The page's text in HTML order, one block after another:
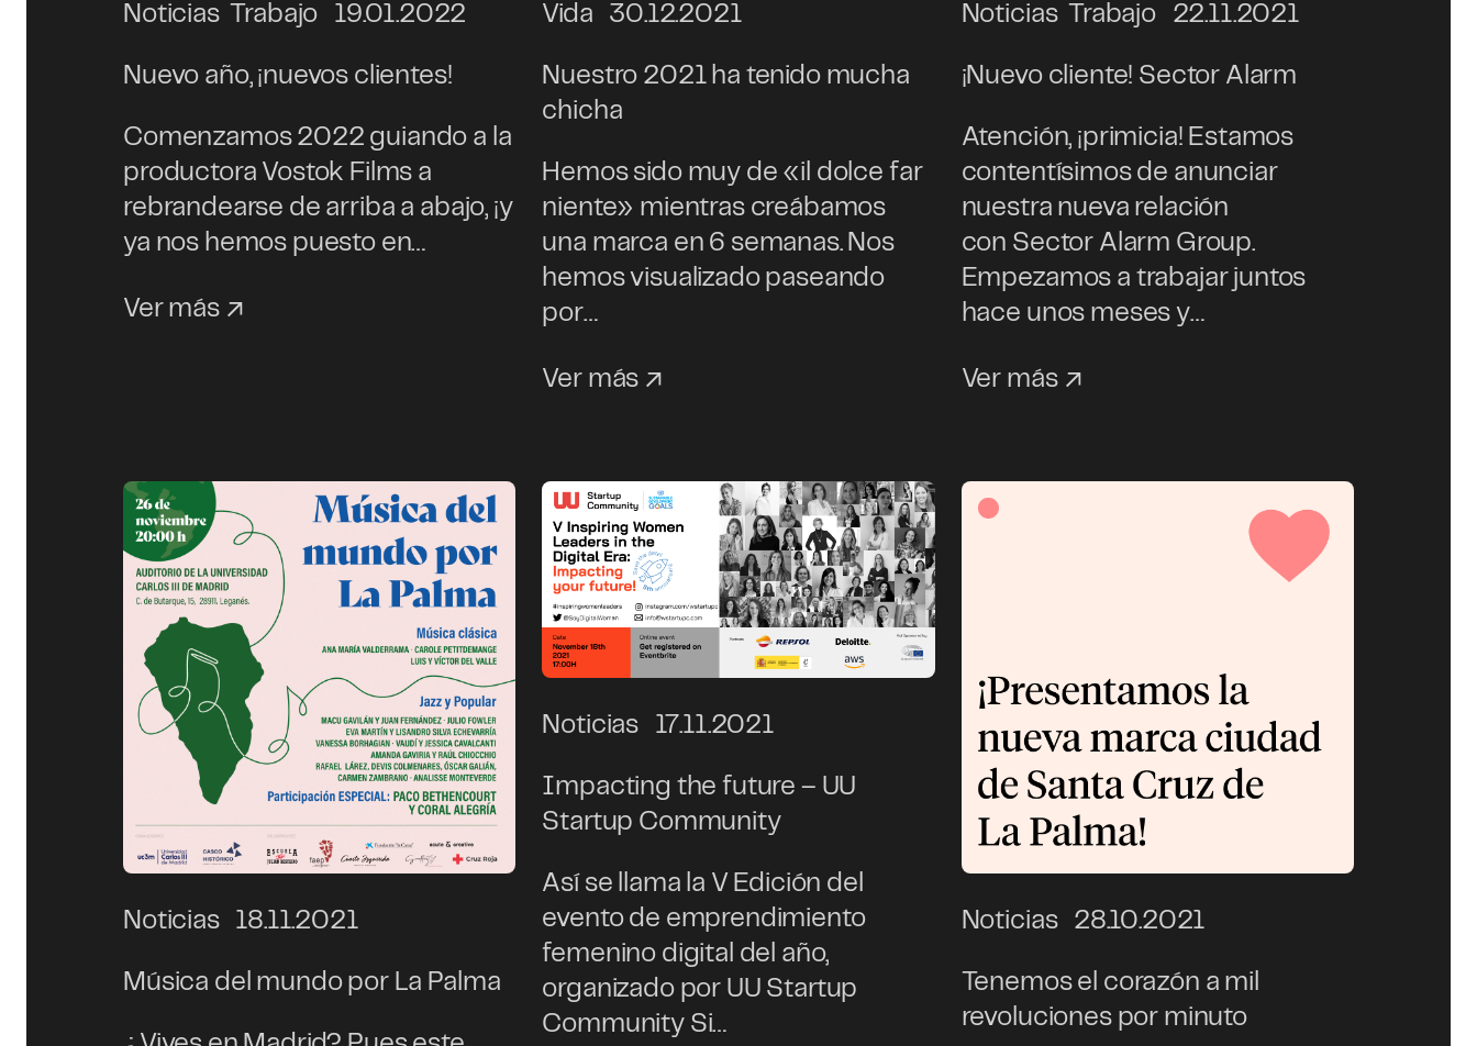
Noticias Trabajo 19.01.2022
Nuevo año, ¡nuevos clientes!
Comenzamos 2022 guiando a la
productora Vostok Films a
rebrandearse de arriba a abajo, ¡y
ya nos hemos puesto en…
Ver más
Vida 30.12.2021
Nuestro 2021 ha tenido mucha
chicha
Hemos sido muy de «il dolce far
niente» mientras creábamos
una marca en 6 semanas. Nos
hemos visualizado paseando
por…
Ver más
Noticias Trabajo 22.11.2021
¡Nuevo cliente! Sector Alarm
Atención, ¡primicia! Estamos
contentísimos de anunciar
nuestra nueva relación
con Sector Alarm Group.
Empezamos a trabajar juntos
hace unos meses y…
Ver más
Noticias 18.11.2021
Música del mundo por La Palma
Noticias 17.11.2021
Impacting the future – UU
Startup Community
Así se llama la V Edición del
evento de emprendimiento
femenino digital del año,
organizado por UU Startup
Community Si…
Noticias 28.10.2021
Tenemos el corazón a mil
revoluciones por minuto